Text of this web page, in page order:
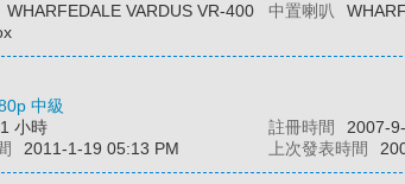
WHARFEDALE VARDUS VR-400 中置喇叭
中級
小時 註冊時間 2007-
2011-1-19 05:13 PM 上次發表時間